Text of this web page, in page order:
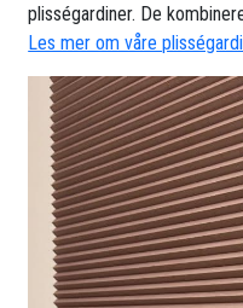
plisségardiner. De
Les mer om våre